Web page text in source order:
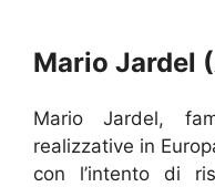
Mario Jardel
Mario Jardel,
realizzative in
con l’intento di